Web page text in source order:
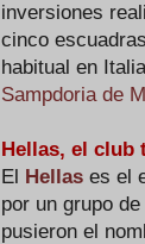
inversiones
cinco
habitual en
Sampdoria de
Hellas, el club
El Hellas es el
por un grupo
pusieron el